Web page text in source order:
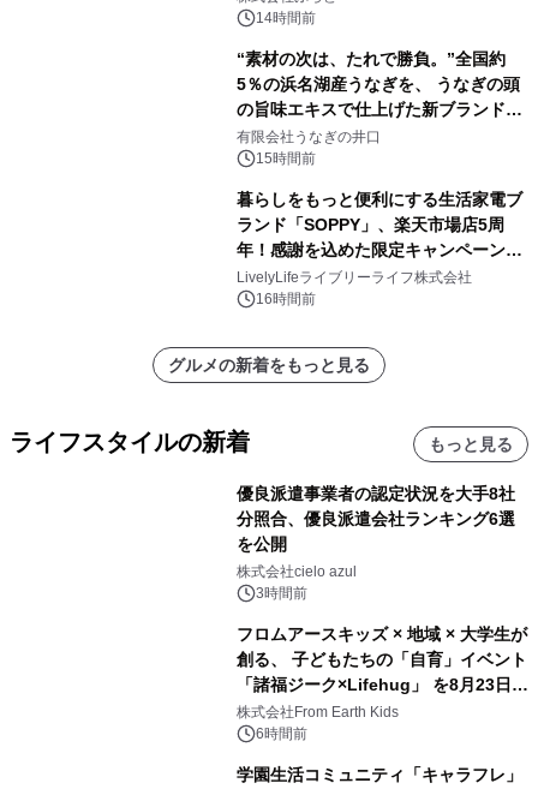
素泊りプラン
14時間前
“素材の次は、たれで勝負。”全国約
5％の浜名湖産うなぎを、 うなぎの頭
の旨味エキスで仕上げた新ブランド
「井口の誉」誕生
有限会社うなぎの井口
15時間前
暮らしをもっと便利にする生活家電ブ
ランド「SOPPY」、楽天市場店5周
年！感謝を込めた限定キャンペーンを
8月10日より開催
LivelyLifeライブリーライフ株式会社
16時間前
グルメの新着をもっと見る
ライフスタイルの新着 もっと見る
優良派遣事業者の認定状況を大手8社
分照合、優良派遣会社ランキング6選
を公開
株式会社cielo azul
3時間前
フロムアースキッズ × 地域 × 大学生が
創る、 子どもたちの「自育」イベント
「諸福ジーク×Lifehug」 を8月23日
(日)開催
株式会社From Earth Kids
6時間前
学園生活コミュニティ「キャラフレ」